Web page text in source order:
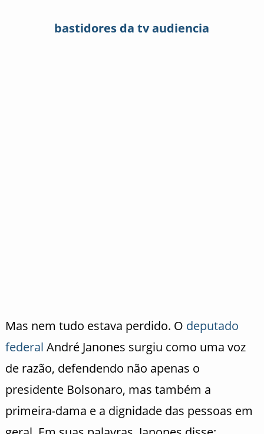
bastidores da tv audiencia
Mas nem tudo estava perdido. O deputado
federal André Janones surgiu como uma voz
de razão, defendendo não apenas o
presidente Bolsonaro, mas também a
primeira-dama e a dignidade das pessoas em